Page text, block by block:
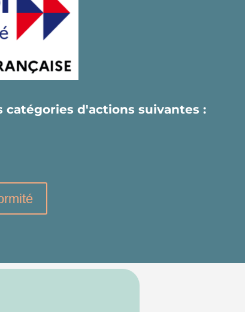
d'actions suivantes :